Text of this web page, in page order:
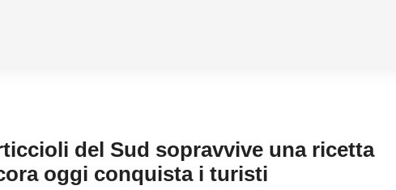
del Sud sopravvive una ricetta
oggi conquista i turisti